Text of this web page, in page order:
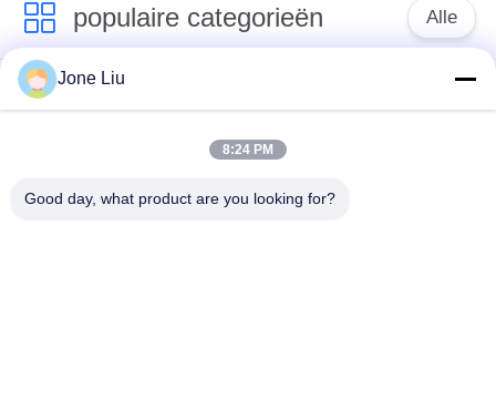
populaire categorieën Alle
De Schok van de
luchtopschorting
luchtopschorting
Benz de Delen
BMW-de Delen van
Jone Liu
8:24 PM
Good day, what product are you looking for?